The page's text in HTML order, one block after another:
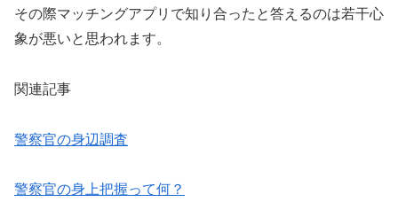
その際マッチングアプリで知り合ったと答えるのは若干心
象が悪いと思われます。
関連記事
警察官の身辺調査
警察官の身上把握って何？